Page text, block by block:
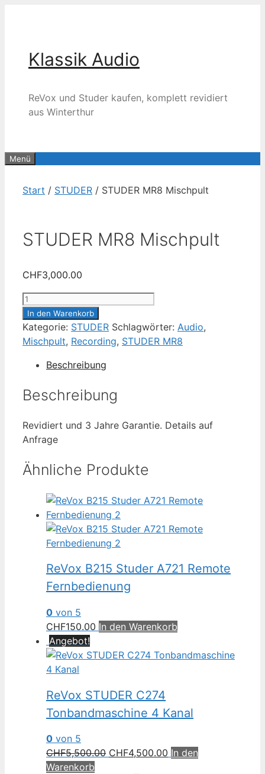
Klassik Audio
ReVox und Studer kaufen, komplett revidiert
aus Winterthur
Menü
Start / STUDER / STUDER MR8 Mischpult
STUDER MR8 Mischpult
CHF3,000.00
STUDER
MR8
Mischpult
Menge
In den Warenkorb
Kategorie: STUDER Schlagwörter: Audio,
Mischpult, Recording, STUDER MR8
Beschreibung
Beschreibung
Revidiert und 3 Jahre Garantie. Details auf
Anfrage
Ähnliche Produkte
ReVox B215 Studer A721 Remote
Fernbedienung
0 von 5
CHF150.00 In den Warenkorb
Angebot!
ReVox STUDER C274
Tonbandmaschine 4 Kanal
0 von 5
CHF5,500.00 Ursprünglicher
CHF4,500.00 Aktueller
In den
Warenkorb